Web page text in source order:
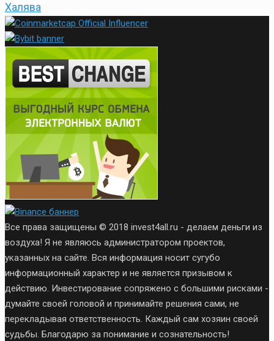
Халява
Все права защищены © 2018 invest4all.ru - делаем деньги из
воздуха! Я не являюсь администратором проектов,
указанных на сайте. Вся информация носит сугубо
информационный характер и не является призывом к
действию. Инвестирование сопряжено с большими рисками -
думайте своей головой и принимайте решения сами, не
перекладывая ответственность. Каждый сам хозяин своей
судьбы. Благодарю за понимание и сознательность!